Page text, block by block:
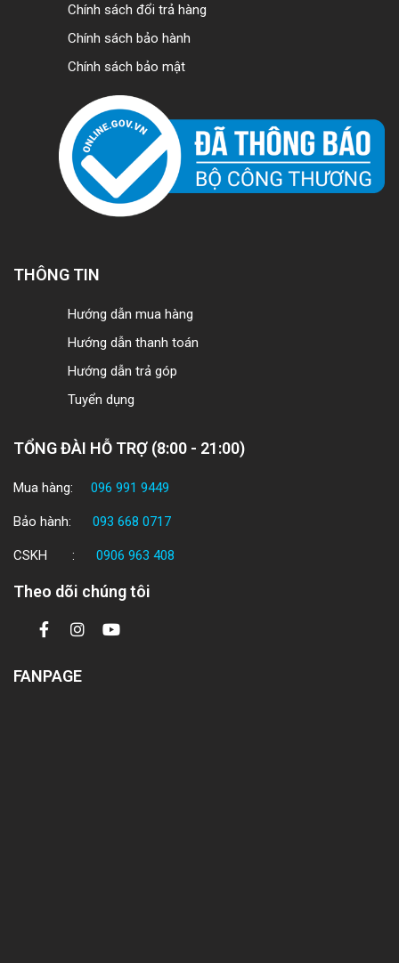
Chính sách đổi trả hàng
Chính sách bảo hành
Chính sách bảo mật
THÔNG TIN
Hướng dẫn mua hàng
Hướng dẫn thanh toán
Hướng dẫn trả góp
Tuyển dụng
TỔNG ĐÀI HỖ TRỢ (8:00 - 21:00)
Mua hàng: 096 991 9449
Bảo hành: 093 668 0717
CSKH : 0906 963 408
Theo dõi chúng tôi
FANPAGE